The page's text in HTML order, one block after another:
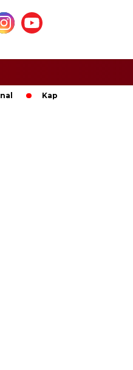
Kapolri Kunjungi Keluarga AKP